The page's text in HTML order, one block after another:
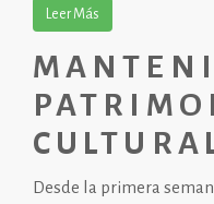
Leer Más
Desde la primera